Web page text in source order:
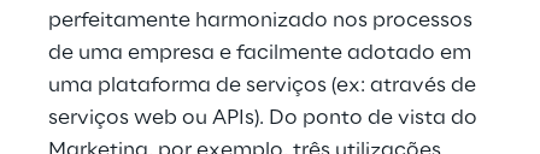
perfeitamente harmonizado nos processos
de uma empresa e facilmente adotado em
uma plataforma de serviços (ex: através de
serviços web ou APIs). Do ponto de vista do